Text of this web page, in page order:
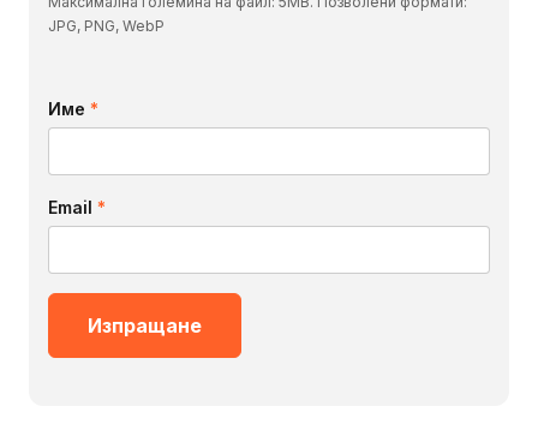
JPG, PNG, WebP
Име *
Email *